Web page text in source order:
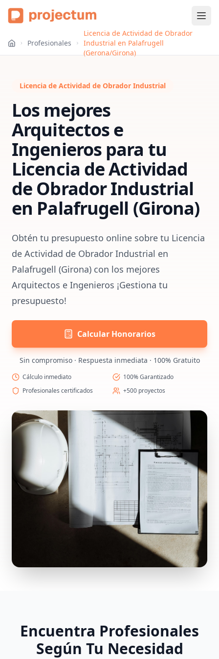
Profesionales
Licencia de Actividad de Obrador
Industrial en Palafrugell
(Gerona/Girona)
Licencia de Actividad de Obrador Industrial
Los mejores
Arquitectos e
Ingenieros para tu
Licencia de Actividad
de Obrador Industrial
en Palafrugell (Girona)
Obtén tu presupuesto online sobre tu Licencia
de Actividad de Obrador Industrial en
Palafrugell (Girona) con los mejores
Arquitectos e Ingenieros ¡Gestiona tu
presupuesto!
Calcular Honorarios
Sin compromiso · Respuesta inmediata · 100% Gratuito
Cálculo inmediato
100% Garantizado
Profesionales certificados
+500 proyectos
Encuentra Profesionales
Según Tu Necesidad